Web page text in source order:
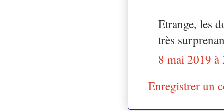
Etrange, les
très
8 mai 2019 à
Enregistrer un